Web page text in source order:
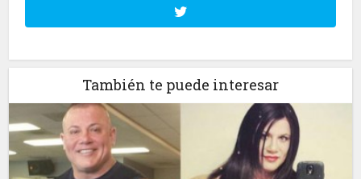
También te puede interesar